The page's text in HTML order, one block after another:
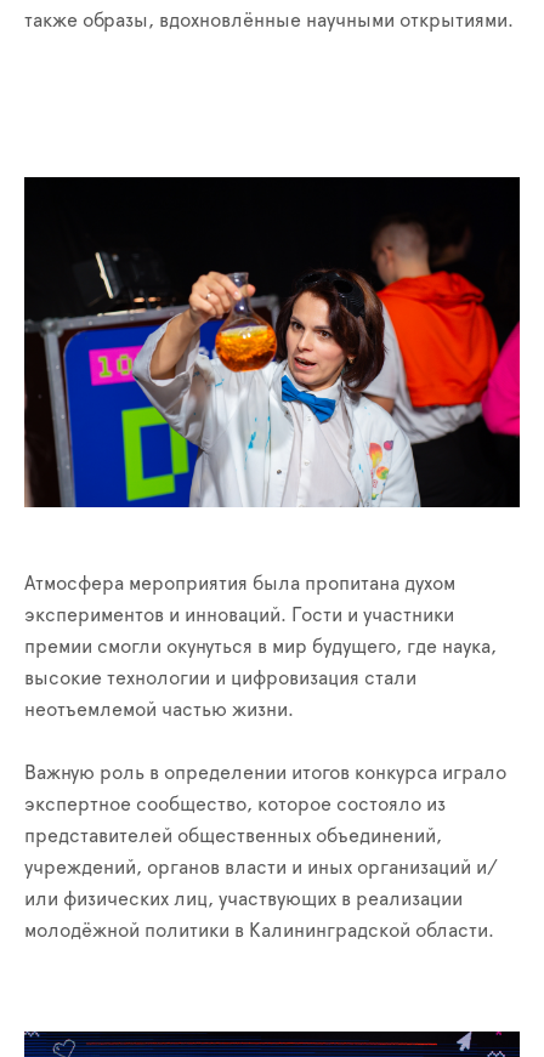
также образы, вдохновлённые научными открытиями.
Атмосфера мероприятия была пропитана духом
экспериментов и инноваций. Гости и участники
премии смогли окунуться в мир будущего, где наука,
высокие технологии и цифровизация стали
неотъемлемой частью жизни.
Важную роль в определении итогов конкурса играло
экспертное сообщество, которое состояло из
представителей общественных объединений,
учреждений, органов власти и иных организаций и/
или физических лиц, участвующих в реализации
молодёжной политики в Калининградской области.